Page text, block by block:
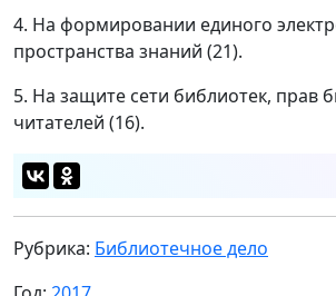
4. На формировании единого
пространства знаний (21).
5. На защите сети библиотек, прав
читателей (16).
Рубрика: Библиотечное дело